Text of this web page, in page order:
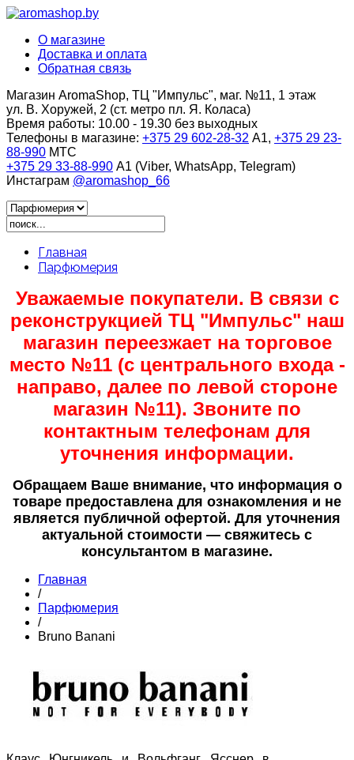
О магазине
Доставка и оплата
Обратная связь
Магазин AromaShop, ТЦ "Импульс", маг. №11, 1 этаж
ул. В. Хоружей, 2 (ст. метро пл. Я. Коласа)
Время работы: 10.00 - 19.30 без выходных
Телефоны в магазине: +375 29 602-28-32 A1, +375 29 23-
88-990 МТС
+375 29 33-88-990 A1 (Viber, WhatsApp, Telegram)
Инстаграм @aromashop_66
Главная
Парфюмерия
Уважаемые покупатели. В связи с
реконструкцией ТЦ "Импульс" наш
магазин переезжает на торговое
место №11 (с центрального входа -
направо, далее по левой стороне
магазин №11). Звоните по
контактным телефонам для
уточнения информации.
Обращаем Ваше внимание, что информация о
товаре предоставлена для ознакомления и не
является публичной офертой. Для уточнения
актуальной стоимости — свяжитесь с
консультантом в магазине.
Главная
/
Парфюмерия
/
Bruno Banani